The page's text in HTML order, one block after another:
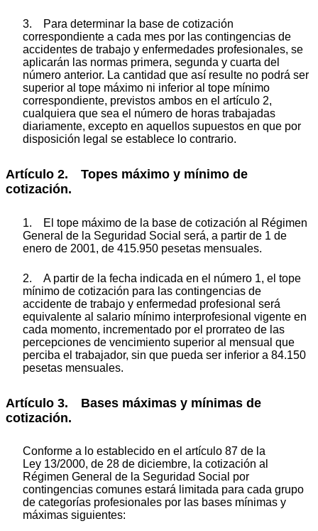
3. Para determinar la base de cotización
correspondiente a cada mes por las contingencias de
accidentes de trabajo y enfermedades profesionales, se
aplicarán las normas primera, segunda y cuarta del
número anterior. La cantidad que así resulte no podrá ser
superior al tope máximo ni inferior al tope mínimo
correspondiente, previstos ambos en el artículo 2,
cualquiera que sea el número de horas trabajadas
diariamente, excepto en aquellos supuestos en que por
disposición legal se establece lo contrario.
Artículo 2. Topes máximo y mínimo de
cotización.
1. El tope máximo de la base de cotización al Régimen
General de la Seguridad Social será, a partir de 1 de
enero de 2001, de 415.950 pesetas mensuales.
2. A partir de la fecha indicada en el número 1, el tope
mínimo de cotización para las contingencias de
accidente de trabajo y enfermedad profesional será
equivalente al salario mínimo interprofesional vigente en
cada momento, incrementado por el prorrateo de las
percepciones de vencimiento superior al mensual que
perciba el trabajador, sin que pueda ser inferior a 84.150
pesetas mensuales.
Artículo 3. Bases máximas y mínimas de
cotización.
Conforme a lo establecido en el artículo 87 de la
Ley 13/2000, de 28 de diciembre, la cotización al
Régimen General de la Seguridad Social por
contingencias comunes estará limitada para cada grupo
de categorías profesionales por las bases mínimas y
máximas siguientes: